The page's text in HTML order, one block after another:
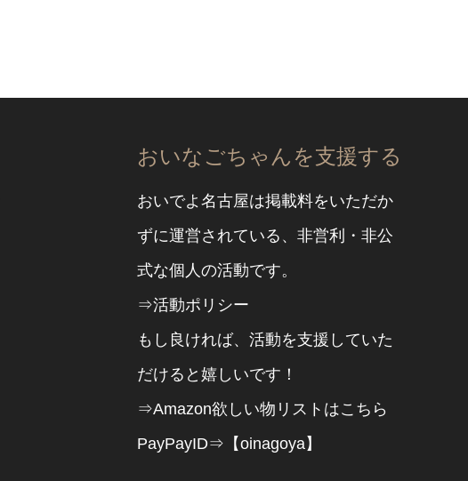
おいなごちゃんを支援する
おいでよ名古屋は掲載料をいただか
ずに運営されている、非営利・非公
式な個人の活動です。
⇒活動ポリシー
もし良ければ、活動を支援していた
だけると嬉しいです！
⇒Amazon欲しい物リストはこちら
PayPayID⇒【oinagoya】